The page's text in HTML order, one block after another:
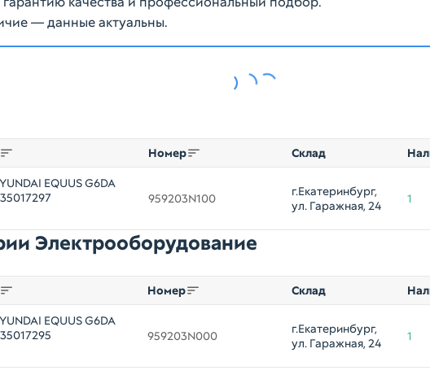
— данные актуальны.
Номер Склад
EQUUS G6DA
959203N100
г.Екатеринбург,
ул. Гаражная, 24
1
Электрооборудование
Номер Склад
EQUUS G6DA
959203N000
г.Екатеринбург,
ул. Гаражная, 24
1